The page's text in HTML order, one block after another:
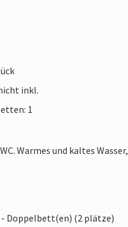
inkl.
1
Warmes und kaltes Wasser,
Doppelbett(en) (2 plätze)